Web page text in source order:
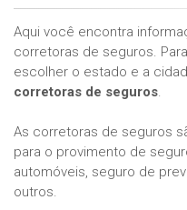
Aqui você encontra
corretoras de seguros.
escolher o estado e a
corretoras de seguros.
As corretoras de seguros
para o provimento de
automóveis, seguro de
outros.